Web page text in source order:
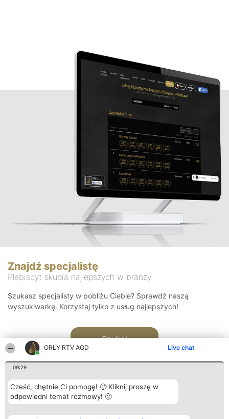
ORŁY RTV AGD Live chat
09:29
Cześć, chętnie Ci pomogę! 🙂 Kliknij proszę w
odpowiedni temat rozmowy! 🙂
Znajdź specjalistę
Plebiscyt skupia najlepszych w branży
Szukasz specjalisty w pobliżu Ciebie? Sprawdź naszą
wyszukiwarkę. Korzystaj tylko z usług najlepszych!
Szukaj
Organizator plebiscytu Plebiscyt Kontakt